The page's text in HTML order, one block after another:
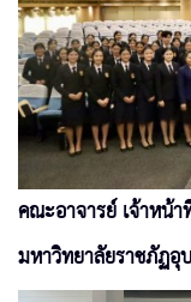
คณะอาจารย์ เจ้าหน้
มหาวิทยาลัยราชภัฏอุ